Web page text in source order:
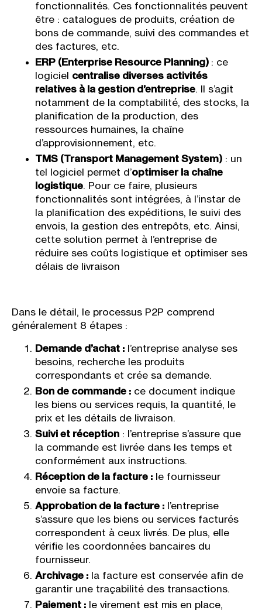
fonctionnalités. Ces fonctionnalités peuvent
être : catalogues de produits, création de
bons de commande, suivi des commandes et
des factures, etc.
ERP (Enterprise Resource Planning) : ce
logiciel centralise diverses activités
relatives à la gestion d’entreprise. Il s’agit
notamment de la comptabilité, des stocks, la
planification de la production, des
ressources humaines, la chaîne
d’approvisionnement, etc.
TMS (Transport Management System) : un
tel logiciel permet d’optimiser la chaîne
logistique. Pour ce faire, plusieurs
fonctionnalités sont intégrées, à l’instar de
la planification des expéditions, le suivi des
envois, la gestion des entrepôts, etc. Ainsi,
cette solution permet à l’entreprise de
réduire ses coûts logistique et optimiser ses
délais de livraison
Dans le détail, le processus P2P comprend
généralement 8 étapes :
Demande d’achat : l’entreprise analyse ses
besoins, recherche les produits
correspondants et crée sa demande.
Bon de commande : ce document indique
les biens ou services requis, la quantité, le
prix et les détails de livraison.
Suivi et réception : l’entreprise s’assure que
la commande est livrée dans les temps et
conformément aux instructions.
Réception de la facture : le fournisseur
envoie sa facture.
Approbation de la facture : l’entreprise
s’assure que les biens ou services facturés
correspondent à ceux livrés. De plus, elle
vérifie les coordonnées bancaires du
fournisseur.
Archivage : la facture est conservée afin de
garantir une traçabilité des transactions.
Paiement : le virement est mis en place,